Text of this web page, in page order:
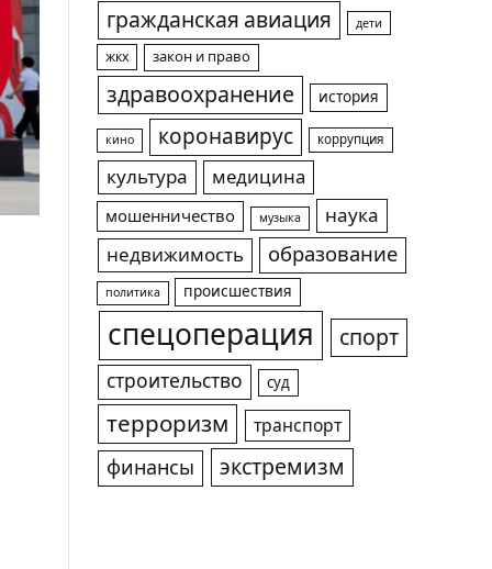
гражданская авиация дети
жкх закон и право
здравоохранение история
кино коронавирус коррупция
культура медицина
мошенничество музыка
наука
недвижимость
образование
политика происшествия
спецоперация спорт
строительство суд
терроризм транспорт
финансы экстремизм